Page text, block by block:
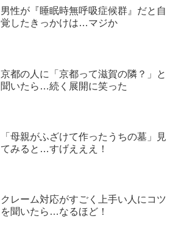
男性が『睡眠時無呼吸症候群』だと自
覚したきっかけは…マジか
京都の人に「京都って滋賀の隣？」と
聞いたら…続く展開に笑った
「母親がふざけて作ったうちの墓」見
てみると…すげえええ！
クレーム対応がすごく上手い人にコツ
を聞いたら…なるほど！